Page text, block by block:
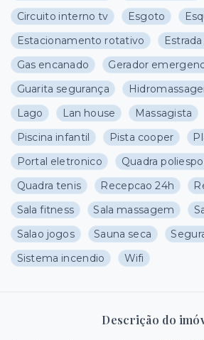
Circuito interno tv
Esgoto
Estacionamento rotativo
Gas encanado
Gerador
Guarita segurança
Lago
Lan house Massagista
Piscina infantil
Pista cooper
Portal eletronico
Quadra
Quadra tenis
Recepcao 24h
Sala fitness
Sala massagem
Salao jogos
Sauna seca
Sistema incendio
Wifi
Descrição do